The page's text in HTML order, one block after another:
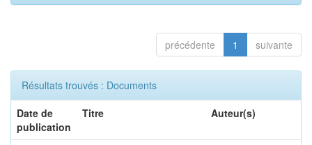
précédente 1 suivante
Résultats trouvés : Documents
Date de
publication
Titre Auteur(s)